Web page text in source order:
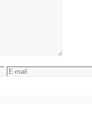
E-
mail